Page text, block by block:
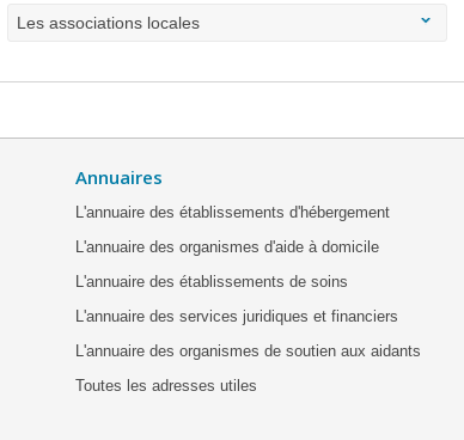
Les associations locales
Annuaires
L'annuaire des établissements d'hébergement
L'annuaire des organismes d'aide à domicile
L'annuaire des établissements de soins
L'annuaire des services juridiques et financiers
L'annuaire des organismes de soutien aux aidants
Toutes les adresses utiles